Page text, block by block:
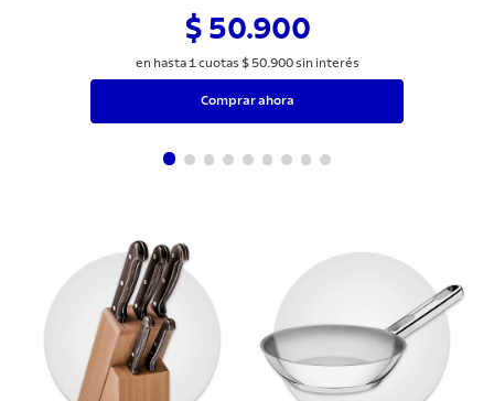
$ 50.900
en hasta 1 cuotas $ 50.900sin interés
Comprar ahora